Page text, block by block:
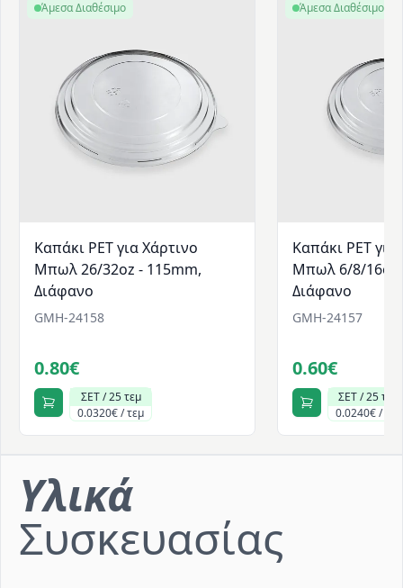
Καπάκι PET για Χάρτινο
Μπωλ 26/32οz - 115mm,
Διάφανο
GMH-24158
0.80€
ΣΕΤ / 25 τεμ
0.0320€ / τεμ
Άμεσα Διαθέσιμο
Καπάκι PET για
Μπωλ 6/8/16οz
Διάφανο
GMH-24157
0.60€
ΣΕΤ / 25 τεμ
0.0240€ / τεμ
Άμεσα Διαθέσιμο
Υλικά
Συσκευασίας